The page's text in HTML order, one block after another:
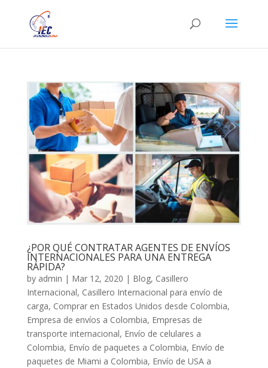
¿POR QUÉ CONTRATAR AGENTES DE ENVÍOS
INTERNACIONALES PARA UNA ENTREGA
RÁPIDA?
by admin | Mar 12, 2020 | Blog, Casillero
Internacional, Casillero Internacional para envío de
carga, Comprar en Estados Unidos desde Colombia,
Empresa de envíos a Colombia, Empresas de
transporte internacional, Envío de celulares a
Colombia, Envío de paquetes a Colombia, Envío de
paquetes de Miami a Colombia, Envío de USA a